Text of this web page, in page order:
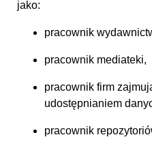
jako:
pracownik
pracownik mediateki,
pracownik firm
udostępnianiem
pracownik